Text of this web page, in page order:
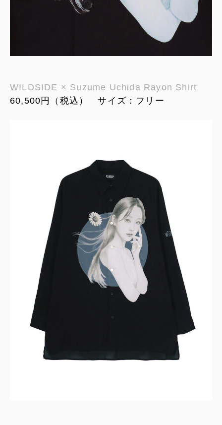
WILDSIDE × Suzume Uchida Rayon Shirt
60,500円（税込） サイズ：フリー